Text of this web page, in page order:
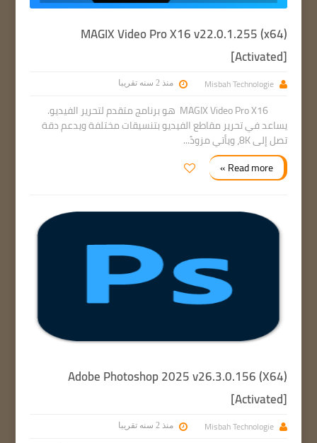
MAGIX Video Pro X16 v22.0.1.255 (x64)
[Activated]
Misbah Technologie منذ 2 سنه تقريبا
MAGIX Video Pro X16 هو برنامج متقدم لتحرير الفيديو.
يساعد في تحرير مقاطع الفيديو بتنسيقات مختلفة ويدعم دقة
تصل إلى 8K، ويأتي مزودً...
Read more »
Adobe Photoshop 2025 v26.3.0.156 (X64)
[Activated]
Misbah Technologie منذ 2 سنه تقريبا